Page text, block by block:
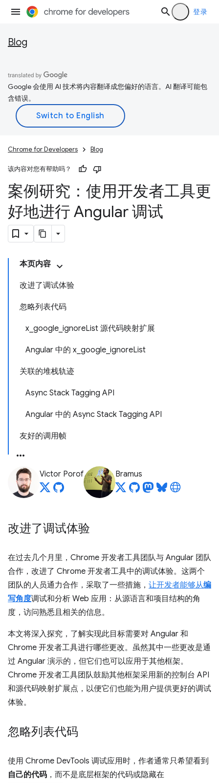
登录
Blog
Google 会使用 AI 技术将内容翻译成您偏好的语言。AI 翻译可能包
含错误。
Chrome for Developers Blog
该内容对您有帮助吗？
案例研究：使用开发者工具更
好地进行 Angular 调试
本页内容
改进了调试体验
忽略列表代码
x_google_ignoreList 源代码映射扩展
Angular 中的 x_google_ignoreList
关联的堆栈轨迹
Async Stack Tagging API
Angular 中的 Async Stack Tagging API
友好的调用帧
Victor Porof Bramus
改进了调试体验
在过去几个月里，Chrome 开发者工具团队与 Angular 团队
合作，改进了 Chrome 开发者工具中的调试体验。这两个
团队的人员通力合作，采取了一些措施， 让开发者能够从编
写角度调试和分析 Web 应用：从源语言和项目结构的角
度，访问熟悉且相关的信息。
本文将深入探究，了解实现此目标需要对 Angular 和
Chrome 开发者工具进行哪些更改。虽然其中一些更改是通
过 Angular 演示的，但它们也可以应用于其他框架。
Chrome 开发者工具团队鼓励其他框架采用新的控制台 API
和源代码映射扩展点，以便它们也能为用户提供更好的调试
体验。
忽略列表代码
使用 Chrome DevTools 调试应用时，作者通常只希望看到
自己的代码 ，而不是底层框架的代码或隐藏在